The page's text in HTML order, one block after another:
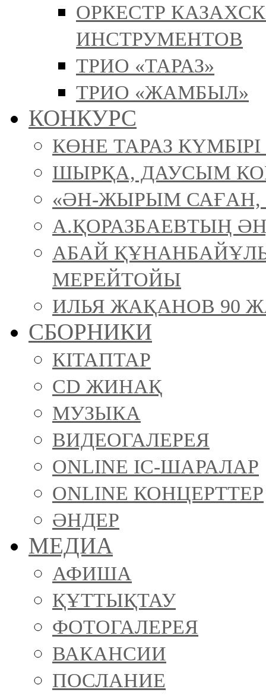
ОРКЕСТР
ИНСТРУМЕНТОВ
ТРИО «ТАРАЗ»
ТРИО «ЖАМБЫЛ»
КОНКУРС
КӨНЕ ТАРАЗ
ШЫРҚА, ДАУСЫМ
«ӘН-ЖЫРЫМ САҒАН,
А.ҚОРАЗБАЕВТЫҢ
АБАЙ
МЕРЕЙТОЙЫ
ИЛЬЯ ЖАҚАНОВ 90
СБОРНИКИ
КІТАПТАР
CD ЖИНАҚ
МУЗЫКА
ВИДЕОГАЛЕРЕЯ
ONLINE ІС-ШАРАЛАР
ONLINE КОНЦЕРТТЕР
ӘНДЕР
МЕДИА
АФИША
ҚҰТТЫҚТАУ
ФОТОГАЛЕРЕЯ
ВАКАНСИИ
ПОСЛАНИЕ